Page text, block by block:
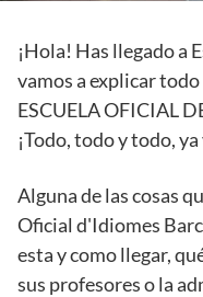
¡Hola! Has llegado a
vamos a explicar
ESCUELA OFICIAL
¡Todo, todo y todo,
Alguna de las cosas
Oficial d'Idiomes
esta y como llegar,
sus profesores o la